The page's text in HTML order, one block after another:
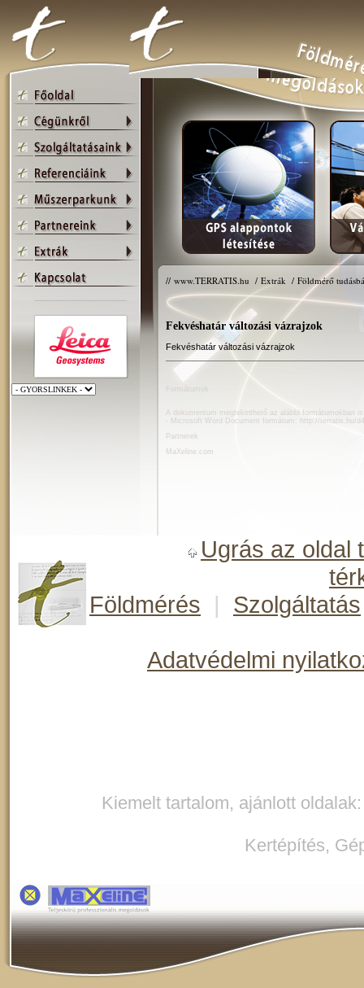
// www.TERRATIS.hu / Extrák / Földmérő
Fekvéshatár változási vázrajzok
Fekvéshatár változási vázrajzok
A dokumentum megtekinthető az alábbi formátumokban
- Microsoft Word Document formátum:
http://terratis.hu/
Partnerek
MaXeline.com
Ugrás az oldal
Földmérés
| Szolgáltatás
Adatvédelmi
Kiemelt tartalom, ajánlott
Kertépítés,